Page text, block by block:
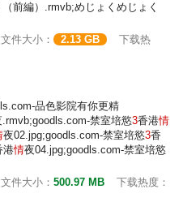
前編）.rmvb;めじょくめじょく
文件大小： 2.13 GB
下载热
品色影院有你更精
.rmvb;goodls.com-禁室培慾3香港情
夜02.jpg;goodls.com-禁室培慾3香
港情夜04.jpg;goodls.com-禁室培慾
文件大小： 500.97 MB
下载热度：